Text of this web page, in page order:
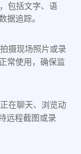
包括文字、语
据追踪。
摄现场照片或录
常使用，确保监
在聊天、浏览动
远程截图或录